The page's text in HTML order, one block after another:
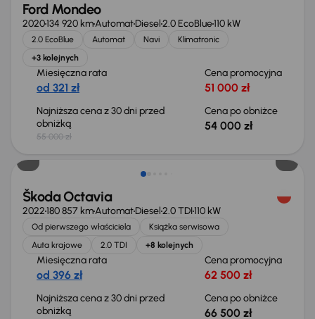
Ford Mondeo
2020134 920 kmAutomatDiesel2.0 EcoBlue110 kW
2.0 EcoBlue Automat Navi
Klimatronic
+3 kolejnych
Miesięczna rata
od 321 zł
Cena promocyjna
51 000 zł
Najniższa cena z 30 dni przed
obniżką
55 000 zł
Cena po obniżce
54 000 zł
Świeżo skupione
Škoda Octavia
2022180 857 kmAutomatDiesel2.0 TDI110 kW
Od pierwszego właściciela
Książka serwisowa
Auta krajowe
2.0 TDI +8 kolejnych
Miesięczna rata
od 396 zł
Cena promocyjna
62 500 zł
Najniższa cena z 30 dni przed
obniżką
Cena po obniżce
66 500 zł